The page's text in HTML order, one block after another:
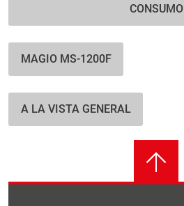
CONSUMO
MAGIO MS-1200F
A LA VISTA GENERAL